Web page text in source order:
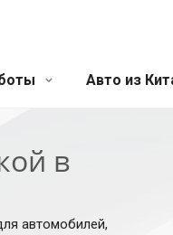
Авто из
в
автомобилей,